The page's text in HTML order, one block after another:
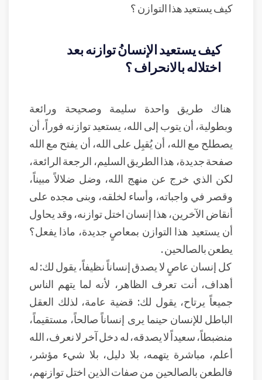
كيف يستعيد هذا التوازن ؟
كيف يستعيد الإنسانُ توازنه بعد
اختلاله بالانحراف ؟
هناك طريق واحدة سليمة وصحيحة ورائعة
وبطولية، أن يتوب إلى الله، يستعيد توازنه فوراً، أن
يصطلح مع الله، أن يُقبِل على الله، أن يفتح مع الله
صفحة جديدة، هذا الطريق السليم، الرجعة الرائعة،
لكن الذي خرج عن منهج الله، وضل ضلالاً مبيناً،
وقصر في واجباته، وأساء لخلقه، وبنى مجده على
أنقاض الآخرين، هذا إنسان اختل توازنه، وقد يحاول
أن يستعيد هذا التوازن بمعاصٍ جديدة، ماذا يفعل؟
يطعن بالصالحين .
كل إنسان عاصٍ لا يصدق إنساناً نظيفاً، يقول لك: له
أهداف، أنت تعرف الظاهر، لأنه لما يتهم الناس
جميعاً يرتاح، يقول لك: قضية عامة، لذلك العقل
الباطل للإنسان حينما يرى إنساناً صالحاً، مستقيماً،
منضبطاً، سعيداً لا يصدقه، له دخل آخر لا نعرف، الله
أعلم، مباشرة يتهمه، بلا دليل، بلا شيء مؤشر،
فالطعن بالصالحين من صفات الذين اختل توازنهم،